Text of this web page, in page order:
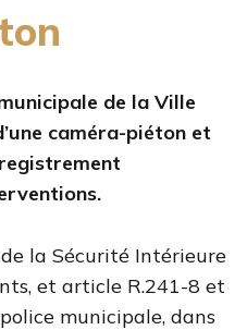
de la Ville
caméra-piéton et
la Sécurité Intérieure
et article R.241-8 et
municipale, dans